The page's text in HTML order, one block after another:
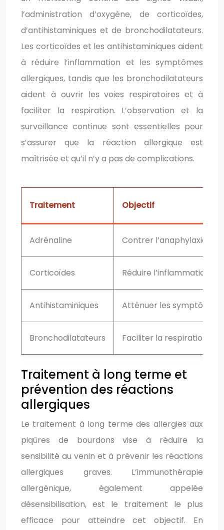
l’administration d’oxygène, de corticoïdes,
d’antihistaminiques et de bronchodilatateurs.
Les corticoïdes et les antihistaminiques aident
à réduire l’inflammation et les symptômes
allergiques, tandis que les bronchodilatateurs
aident à ouvrir les voies respiratoires et à
faciliter la respiration. L’observation et la
surveillance continue sont essentielles pour
s’assurer que la réaction allergique est
maîtrisée et qu’il n’y a pas de complications.
Traitement Objectif
Adrénaline Contrer l’anaphylaxie
Corticoïdes Réduire l’inflammation
Antihistaminiques Atténuer les symptômes
Bronchodilatateurs Faciliter la respiration
Traitement à long terme et
prévention des réactions
allergiques
Le traitement à long terme des allergies aux
piqûres de bourdons vise à réduire la
sensibilité au venin et à prévenir les réactions
allergiques graves. L’immunothérapie
allergénique, également appelée
désensibilisation, est le traitement le plus
efficace pour atteindre cet objectif. En